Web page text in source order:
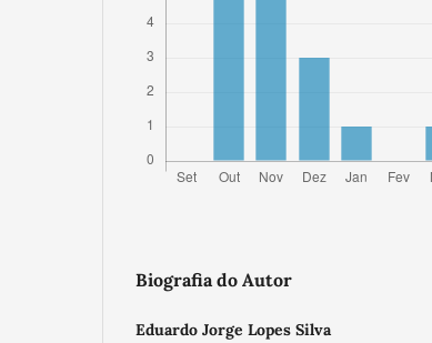
Biografia do Autor
Eduardo Jorge Lopes Silva